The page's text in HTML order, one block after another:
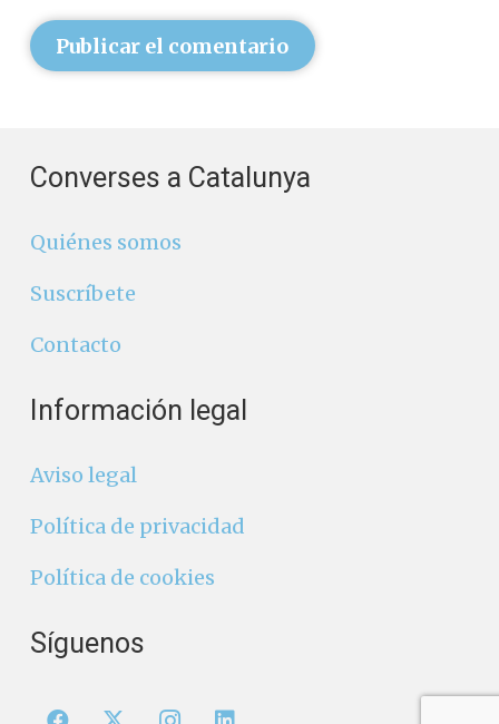
Publicar el comentario
Converses a Catalunya
Quiénes somos
Suscríbete
Contacto
Información legal
Aviso legal
Política de privacidad
Política de cookies
Síguenos